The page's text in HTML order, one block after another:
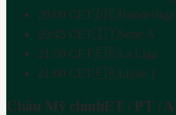
20:00 CET🇩🇪Bundesliga
20:45 CET🇮🇹Serie A
21:00 CET🇪🇸La Liga
21:00 CET🇫🇷Ligue 1
Châu Mỹ chínhET / PT /